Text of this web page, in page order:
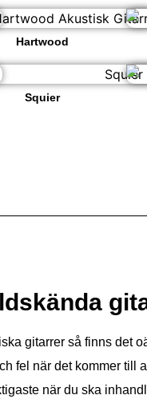
Hartwood
Squier
gitarrer så finns det
fel när det kommer till
när du ska